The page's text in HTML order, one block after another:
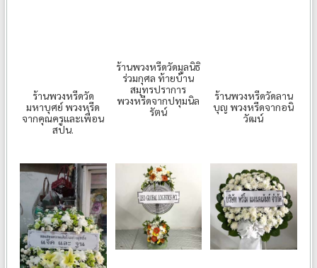
ร้านพวงหรีดวัด
มหาบุศย์ พวงหรีด
จากคุณครูและเพื่อน
สปน.
ร้านพวงหรีดวัดมูลนิธิ
ร่วมกุศล ท้ายบ้าน
สมุทรปราการ
พวงหรีดจากปทุมนิล
รัตน์
ร้านพวงหรีดวัดลาน
บุญ พวงหรีดจากอนิ
วัฒน์